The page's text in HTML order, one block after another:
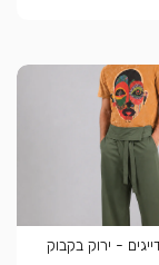
- ירוק בקבוק